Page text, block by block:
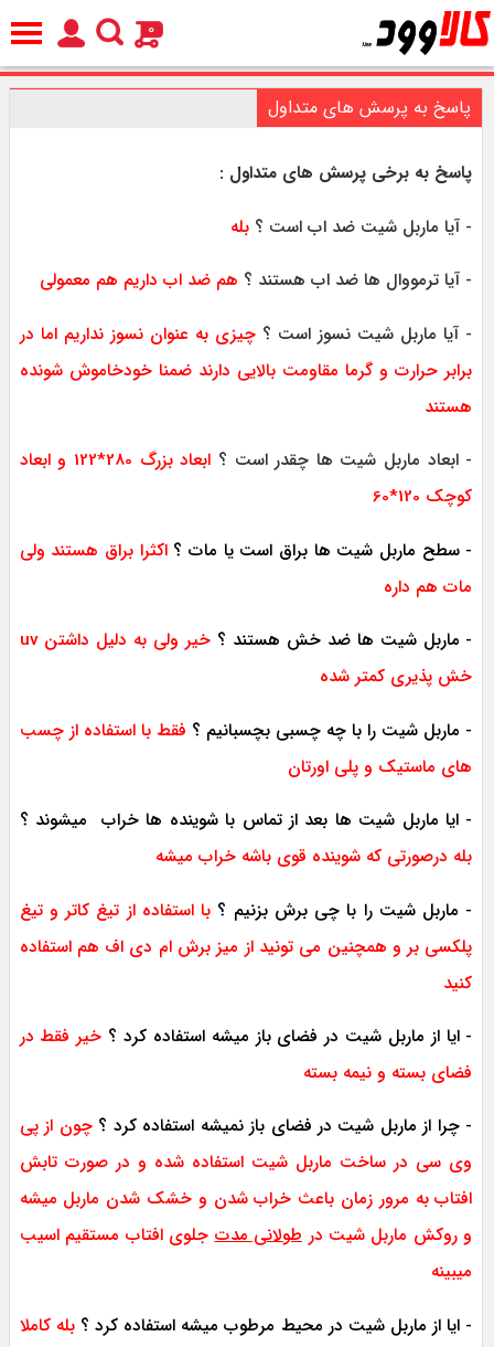
0
پاسخ به پرسش های متداول
پاسخ به برخی پرسش های متداول :
- آیا ماربل شیت ضد اب است ؟ بله
- آیا ترمووال ها ضد اب هستند ؟ هم ضد اب داریم هم معمولی
- آیا ماربل شیت نسوز است ؟چیزی به عنوان نسوز نداریم اما در
برابر حرارت و گرما مقاومت بالایی دارند ضمنا خودخاموش شونده
هستند
- ابعاد ماربل شیت ها چقدر است ؟
ابعاد بزرگ 280*122 و ابعاد
کوچک 120*60
- سطح ماربل شیت ها براق است یا مات ؟اکثرا براق هستند ولی
مات هم داره
- ماربل شیت ها ضد خش هستند ؟
خیر ولی به دلیل داشتن uv
خش پذیری کمتر شده
- ماربل شیت را با چه چسبی بچسبانیم ؟ فقط با استفاده از چسب
های ماستیک و پلی اورتان
- ایا ماربل شیت ها بعد از تماس با شوینده ها خراب میشوند ؟
بله درصورتی که شوینده قوی باشه خراب میشه
- ماربل شیت را با چی برش بزنیم ؟ با استفاده از تیغ کاتر و تیغ
پلکسی بر و همچنین می تونید از میز برش ام دی اف هم استفاده
کنید
- ایا از ماربل شیت در فضای باز میشه استفاده کرد ؟ خیر فقط در
فضای بسته و نیمه بسته
- چرا از ماربل شیت در فضای باز نمیشه استفاده کرد ؟چون از پی
وی سی در ساخت ماربل شیت استفاده شده و در صورت تابش
افتاب به مرور زمان باعث خراب شدن و خشک شدن ماربل میشه
و روکش ماربل شیت در طولانی مدتجلوی افتاب مستقیم اسیب
میبینه
- ایا از ماربل شیت در محیط مرطوب میشه استفاده کرد ؟بله کاملا